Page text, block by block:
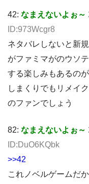
42: なまえないよぉ～
ID:973Wcgr8
ネタバレしないと新
がファミマがのウソ
する楽しみもあるの
しまくりでもリメイ
のファンでしょう
82: なまえないよぉ～
ID:DuO6KQbk
>>42
これノベルゲームだ